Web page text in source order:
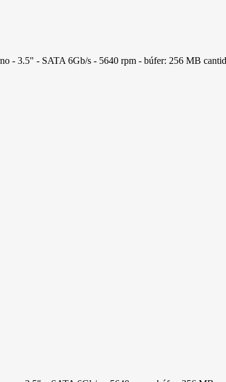
- 3.5" - SATA 6Gb/s - 5640 rpm - búfer: 256 MB